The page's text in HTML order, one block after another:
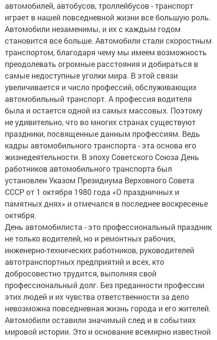
автомобилей, автобусов, троллейбусов - транспорт
играет в нашей повседневной жизни все большую роль.
Автомобили незаменимы, и их с каждым годом
становится все больше. Автомобили стали скоростным
транспортом, благодаря чему мы имеем возможность
преодолевать огромные расстояния и добираться в
самые недоступные уголки мира. В этой связи
увеличивается и число профессий, обслуживающих
автомобильный транспорт. А профессия водителя
была и остается одной из самых массовых. Поэтому
не удивительно, что во многих странах существуют
праздники, посвященные данным профессиям. Ведь
кадры автомобильного транспорта - эта основа его
жизнедеятельности. В эпоху Советского Союза День
работников автомобильного транспорта был
установлен Указом Президиума Верховного Совета
СССР от 1 октября 1980 года «О праздничных и
памятных днях» и отмечался в последнее воскресенье
октября.
День автомобилиста - это профессиональный праздник
не только водителей, но и ремонтных рабочих,
инженерно-технических работников, руководителей
автотранспортных предприятий и всех, кто
добросовестно трудится, выполняя свой
профессиональный долг. Без преданности профессии
этих людей и их чувства ответственности за дело
невозможна повседневная жизнь города и его жителей.
Автомобили оставили значимый след и в событиях
мировой истории. Это и основание всемирно известной